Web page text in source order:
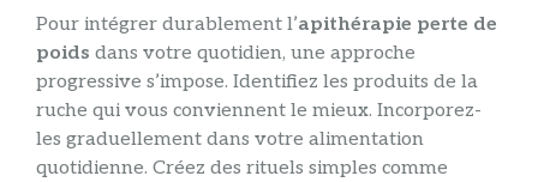
Pour intégrer durablement l’apithérapie perte de
poids dans votre quotidien, une approche
progressive s’impose. Identifiez les produits de la
ruche qui vous conviennent le mieux. Incorporez-
les graduellement dans votre alimentation
quotidienne. Créez des rituels simples comme